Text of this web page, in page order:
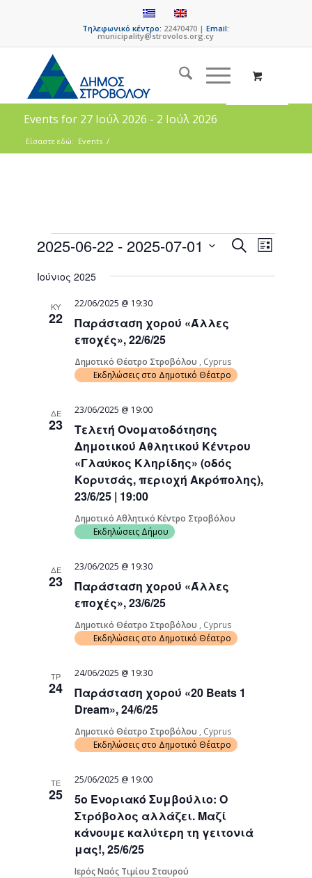
Τηλεφωνικό κέντρο: 22470470 |Email:
municipality@strovolos.org.cy
Events for 27 Ιούλ 2026 - 2 Ιούλ 2026
Είσαστε εδώ: Events /
Events
SearchEvent
Views
List
2025-06-22 - 2025-07-01
date.
Ιούνιος 2025
ΚΥ
22
Παράσταση χορού «Άλλες
εποχές», 22/6/25
22/06/2025 @ 19:30
Δημοτικό Θέατρο Στροβόλου , Cyprus
Εκδηλώσεις στο Δημοτικό Θέατρο
ΔΕ
23
Τελετή Ονοματοδότησης
Δημοτικού Αθλητικού Κέντρου
«Γλαύκος Κληρίδης» (οδός
Κορυτσάς, περιοχή Ακρόπολης),
23/6/25 | 19:00
23/06/2025 @ 19:00
Δημοτικό Αθλητικό Κέντρο Στροβόλου
Εκδηλώσεις Δήμου
ΔΕ
23
Παράσταση χορού «Άλλες
εποχές», 23/6/25
23/06/2025 @ 19:30
Δημοτικό Θέατρο Στροβόλου , Cyprus
Εκδηλώσεις στο Δημοτικό Θέατρο
ΤΡ
24
Παράσταση χορού «20 Beats 1
Dream», 24/6/25
24/06/2025 @ 19:30
Δημοτικό Θέατρο Στροβόλου , Cyprus
Εκδηλώσεις στο Δημοτικό Θέατρο
ΤΕ
25
5ο Ενοριακό Συμβούλιο: Ο
Στρόβολος αλλάζει. Μαζί
κάνουμε καλύτερη τη γειτονιά
μας!, 25/6/25
25/06/2025 @ 19:00
Ιερός Ναός Τιμίου Σταυρού